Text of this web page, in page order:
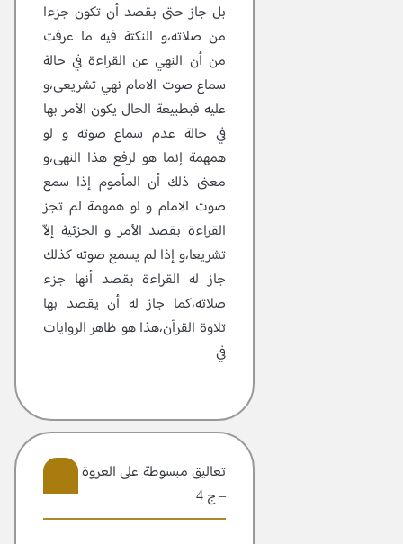
بل جاز حتى بقصد أن تكون جزءا
من صلاته،و النكتة فيه ما عرفت
من أن النهي عن القراءة في حالة
سماع صوت الامام نهي تشريعى،و
عليه فبطبيعة الحال يكون الأمر بها
في حالة عدم سماع صوته و لو
همهمة إنما هو لرفع هذا النهى،و
معنى ذلك أن المأموم إذا سمع
صوت الامام و لو همهمة لم تجز
القراءة بقصد الأمر و الجزئية إلاّ
تشريعا،و إذا لم يسمع صوته كذلك
جاز له القراءة بقصد أنها جزء
صلاته،كما جاز له أن يقصد بها
تلاوة القرآن،هذا هو ظاهر الروايات
في
تعاليق مبسوطة علی العروة الوثقی
– ج 4